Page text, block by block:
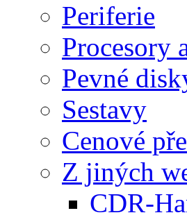
Periferie
Procesory
Pevné
Sestavy
Cenové
Z jiných
CDR-